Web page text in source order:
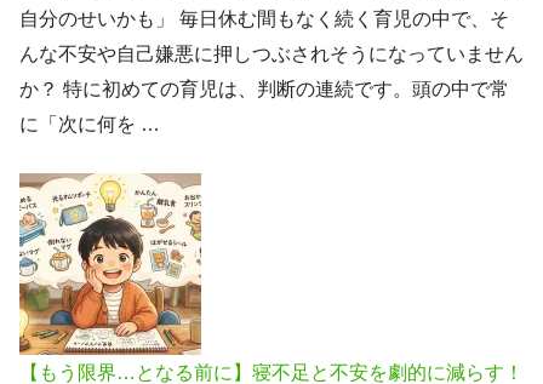
自分のせいかも」 毎日休む間もなく続く育児の中で、そ
んな不安や自己嫌悪に押しつぶされそうになっていません
か？ 特に初めての育児は、判断の連続です。頭の中で常
に「次に何を …
【もう限界…となる前に】寝不足と不安を劇的に減らす！